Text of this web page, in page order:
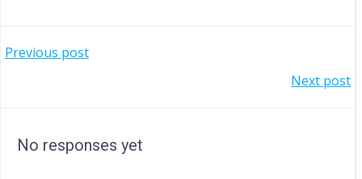
POST
Previous post
Next post
No responses yet